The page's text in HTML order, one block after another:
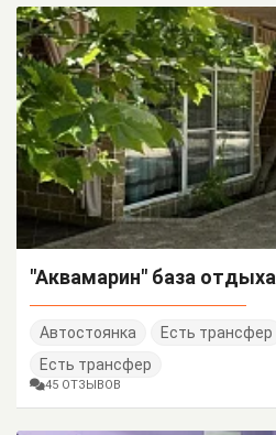
"Аквамарин" база отдыха
Автостоянка Есть трансфер
Есть трансфер
45 ОТЗЫВОВ